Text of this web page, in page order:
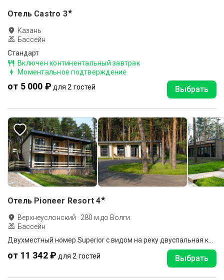
Отель Castro 3★
Казань
Бассейн
Стандарт
Включен континентальный завтрак
Моментальное подтверждение
от 5 000 ₽ для 2 гостей Выбрать
Отель Pioneer Resort 4★
Верхнеуслонский · 280 м до Волги
Бассейн
от 11 342 ₽ для 2 гостей Выбрать